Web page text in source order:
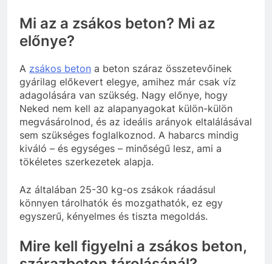
Mi az a zsákos beton? Mi az
előnye?
A zsákos beton a beton száraz összetevőinek
gyárilag előkevert elegye, amihez már csak víz
adagolására van szükség. Nagy előnye, hogy
Neked nem kell az alapanyagokat külön-külön
megvásárolnod, és az ideális arányok eltalálásával
sem szükséges foglalkoznod. A habarcs mindig
kiváló – és egységes – minőségű lesz, ami a
tökéletes szerkezetek alapja.
Az általában 25-30 kg-os zsákok ráadásul
könnyen tárolhatók és mozgathatók, ez egy
egyszerű, kényelmes és tiszta megoldás.
Mire kell figyelni a zsákos beton,